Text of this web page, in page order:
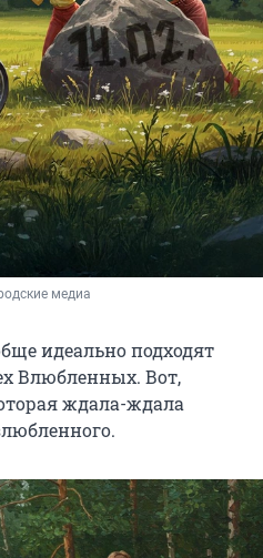
медиа
идеально подходят
Влюбленных. Вот,
ждала-ждала